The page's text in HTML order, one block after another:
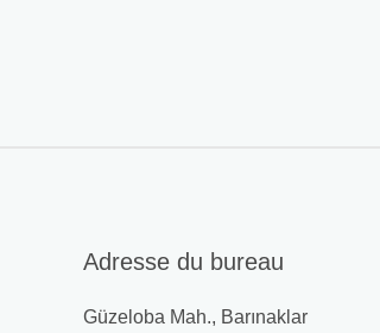
Adresse du bureau
Güzeloba Mah., Barınaklar